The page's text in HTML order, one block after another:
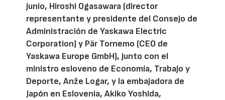
junio, Hiroshi Ogasawara (director
representante y presidente del Consejo de
Administración de Yaskawa Electric
Corporation) y Pär Tornemo (CEO de
Yaskawa Europe GmbH), junto con el
ministro esloveno de Economía, Trabajo y
Deporte, Anže Logar, y la embajadora de
Japón en Eslovenia, Akiko Yoshida,